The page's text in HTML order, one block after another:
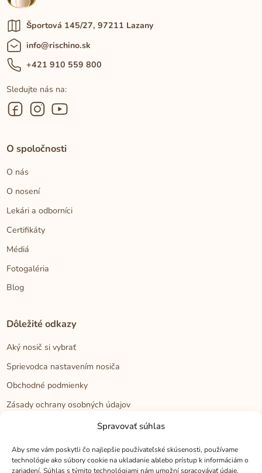
Spravovať súhlas
Aby sme vám poskytli čo najlepšie používateľské skúsenosti, používame
technológie ako súbory cookie na ukladanie a/alebo prístup k informáciám o
zariadení. Súhlas s týmito technológiami nám umožní spracovávať údaje,
Športová 145/27, 97211 Lazany
info@rischino.sk
+421 910 559 800
Sledujte nás na:
O spoločnosti
O nás
O nosení
Lekári a odborníci
Certifikáty
Médiá
Fotogaléria
Blog
Dôležité odkazy
Aký nosič si vybrať
Sprievodca nastavením nosiča
Obchodné podmienky
Zásady ochrany osobných údajov